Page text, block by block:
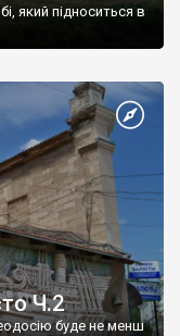
який підноситься в
Ч.2
буде не менш